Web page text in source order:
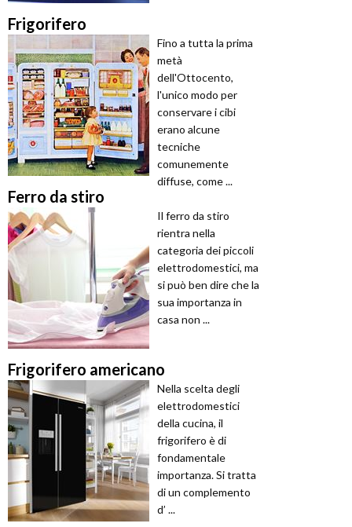
Frigorifero
Fino a tutta la prima
metà
dell'Ottocento,
l'unico modo per
conservare i cibi
erano alcune
tecniche
comunemente
diffuse, come ...
Ferro da stiro
Il ferro da stiro
rientra nella
categoria dei piccoli
elettrodomestici, ma
si può ben dire che la
sua importanza in
casa non ...
Frigorifero americano
Nella scelta degli
elettrodomestici
della cucina, il
frigorifero è di
fondamentale
importanza. Si tratta
di un complemento
d’ ...